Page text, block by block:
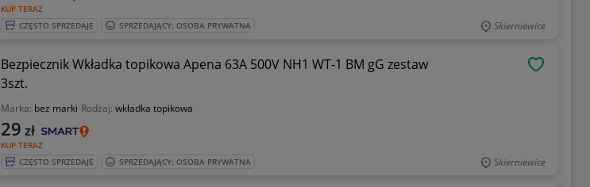
KUP TERAZ
CZĘSTO SPRZEDAJE SPRZEDAJĄCY: OSOBA PRYWATNA Skierniewice
Bezpiecznik Wkładka topikowa Apena 63A 500V NH1 WT-1 BM gG zestaw
3szt.
Marka: bez marki Rodzaj: wkładka topikowa
KUP TERAZ
29 zł
CZĘSTO SPRZEDAJE SPRZEDAJĄCY: OSOBA PRYWATNA Skierniewice